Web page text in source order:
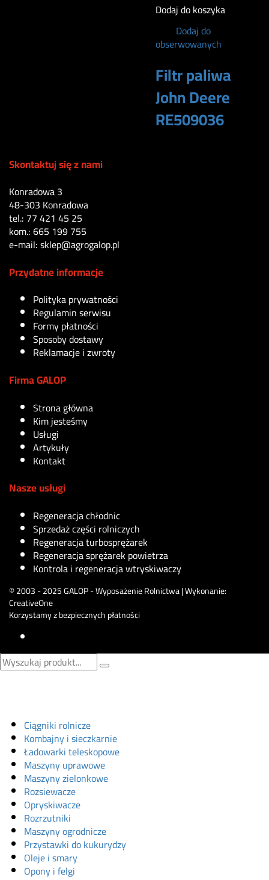
Dodaj do koszyka
Dodaj do
obserwowanych
Filtr paliwa
John Deere
RE509036
Skontaktuj się z nami
Konradowa 3
48-303 Konradowa
tel.: 77 421 45 25
kom.: 665 199 755
e-mail: sklep@agrogalop.pl
Przydatne informacje
Polityka prywatności
Regulamin serwisu
Formy płatności
Sposoby dostawy
Reklamacje i zwroty
Firma GALOP
Strona główna
Kim jesteśmy
Usługi
Artykuły
Kontakt
Nasze usługi
Regeneracja chłodnic
Sprzedaż części rolniczych
Regeneracja turbosprężarek
Regeneracja sprężarek powietrza
Kontrola i regeneracja wtryskiwaczy
© 2003 - 2025 GALOP - Wyposażenie Rolnictwa | Wykonanie:
CreativeOne
Korzystamy z bezpiecznych płatności
Ciągniki rolnicze
Kombajny i sieczkarnie
Ładowarki teleskopowe
Maszyny uprawowe
Maszyny zielonkowe
Rozsiewacze
Opryskiwacze
Rozrzutniki
Maszyny ogrodnicze
Przystawki do kukurydzy
Oleje i smary
Opony i felgi